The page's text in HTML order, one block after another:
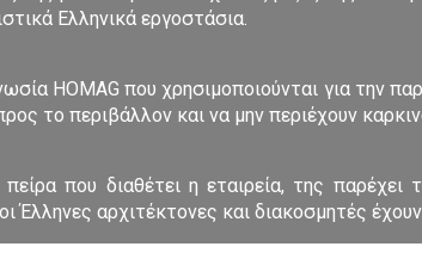
Ελληνικά εργοστάσια.
HOMAG που χρησιμοποιούνται για την
το περιβάλλον και να μην περιέχουν
που διαθέτει η εταιρεία, της παρέχει
Έλληνες αρχιτέκτονες και διακοσμητές